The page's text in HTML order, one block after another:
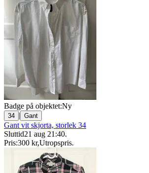
Badge på objektet:Ny
34 | Gant
Gant vit skjorta, storlek 34
Sluttid21 aug 21:40.
Pris:300 kr,Utropspris.